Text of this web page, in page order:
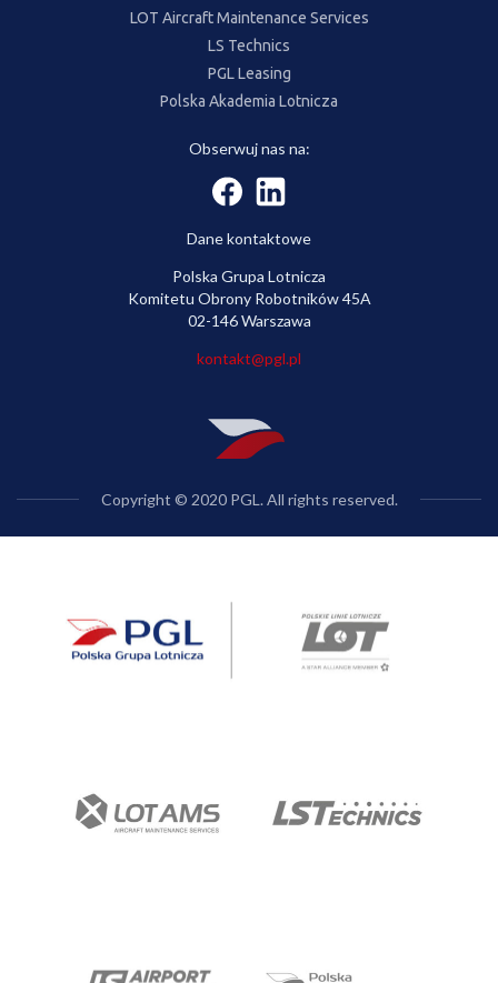
LOT Aircraft Maintenance Services
LS Technics
PGL Leasing
Polska Akademia Lotnicza
Obserwuj nas na:
Dane kontaktowe
Polska Grupa Lotnicza
Komitetu Obrony Robotników 45A
02-146 Warszawa
kontakt@pgl.pl
Copyright © 2020 PGL. All rights reserved.